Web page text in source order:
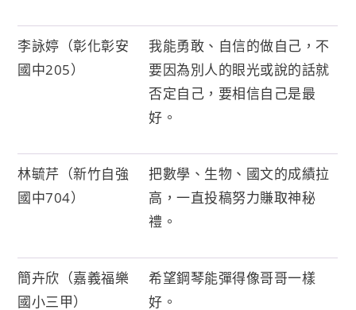
李詠婷（彰化彰安
國中205）
我能勇敢、自信的做自己，不
要因為別人的眼光或說的話就
否定自己，要相信自己是最
好。
林毓芹（新竹自強
國中704）
把數學、生物、國文的成績拉
高，一直投稿努力賺取神秘
禮。
簡卉欣（嘉義福樂
國小三甲）
希望鋼琴能彈得像哥哥一樣
好。